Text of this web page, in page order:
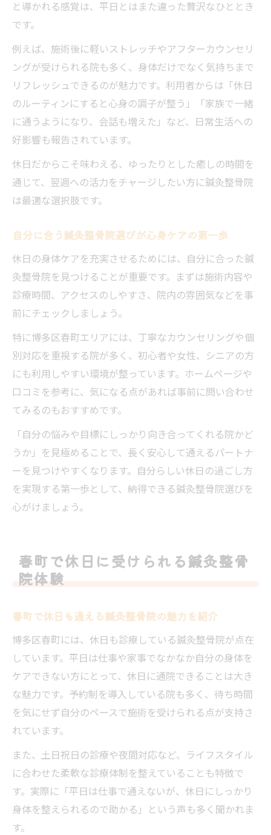
と導かれる感覚は、平日とはまた違った贅沢なひととき
です。
例えば、施術後に軽いストレッチやアフターカウンセリ
ングが受けられる院も多く、身体だけでなく気持ちまで
リフレッシュできるのが魅力です。利用者からは「休日
のルーティンにすると心身の調子が整う」「家族で一緒
に通うようになり、会話も増えた」など、日常生活への
好影響も報告されています。
休日だからこそ味わえる、ゆったりとした癒しの時間を
通じて、翌週への活力をチャージしたい方に鍼灸整骨院
は最適な選択肢です。
自分に合う鍼灸整骨院選びが心身ケアの第一歩
休日の身体ケアを充実させるためには、自分に合った鍼
灸整骨院を見つけることが重要です。まずは施術内容や
診療時間、アクセスのしやすさ、院内の雰囲気などを事
前にチェックしましょう。
特に博多区春町エリアには、丁寧なカウンセリングや個
別対応を重視する院が多く、初心者や女性、シニアの方
にも利用しやすい環境が整っています。ホームページや
口コミを参考に、気になる点があれば事前に問い合わせ
てみるのもおすすめです。
「自分の悩みや目標にしっかり向き合ってくれる院かど
うか」を見極めることで、長く安心して通えるパートナ
ーを見つけやすくなります。自分らしい休日の過ごし方
を実現する第一歩として、納得できる鍼灸整骨院選びを
心がけましょう。
春町で休日に受けられる鍼灸整骨
院体験
春町で休日も通える鍼灸整骨院の魅力を紹介
博多区春町には、休日も診療している鍼灸整骨院が点在
しています。平日は仕事や家事でなかなか自分の身体を
ケアできない方にとって、休日に通院できることは大き
な魅力です。予約制を導入している院も多く、待ち時間
を気にせず自分のペースで施術を受けられる点が支持さ
れています。
また、土日祝日の診療や夜間対応など、ライフスタイル
に合わせた柔軟な診療体制を整えていることも特徴で
す。実際に「平日は仕事で通えないが、休日にしっかり
身体を整えられるので助かる」という声も多く聞かれま
す。